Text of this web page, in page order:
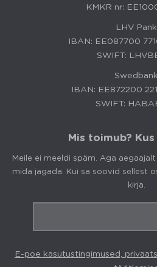
KMKR nr:
LHV Pank
IBAN: EE087700
SWIFT:
Swedbank
IBAN: EE872200
SWIFT:
Mis toimub?
Meile ei meeldi späm. Aga
mida jagada. Kui sa soovid sellest
kirja.
E-poe kasutustingimused,